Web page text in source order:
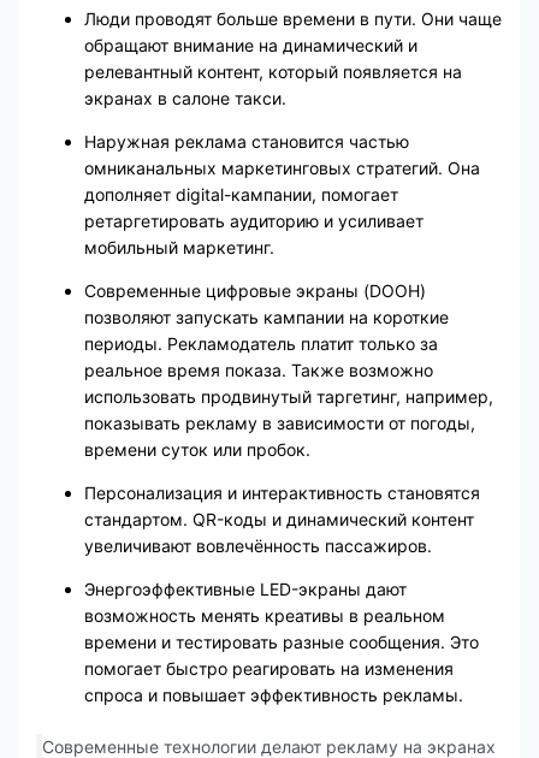
Люди проводят больше времени в пути. Они чаще
обращают внимание на динамический и
релевантный контент, который появляется на
экранах в салоне такси.
Наружная реклама становится частью
омниканальных маркетинговых стратегий. Она
дополняет digital-кампании, помогает
ретаргетировать аудиторию и усиливает
мобильный маркетинг.
Современные цифровые экраны (DOOH)
позволяют запускать кампании на короткие
периоды. Рекламодатель платит только за
реальное время показа. Также возможно
использовать продвинутый таргетинг, например,
показывать рекламу в зависимости от погоды,
времени суток или пробок.
Персонализация и интерактивность становятся
стандартом. QR-коды и динамический контент
увеличивают вовлечённость пассажиров.
Энергоэффективные LED-экраны дают
возможность менять креативы в реальном
времени и тестировать разные сообщения. Это
помогает быстро реагировать на изменения
спроса и повышает эффективность рекламы.
Современные технологии делают рекламу на экранах